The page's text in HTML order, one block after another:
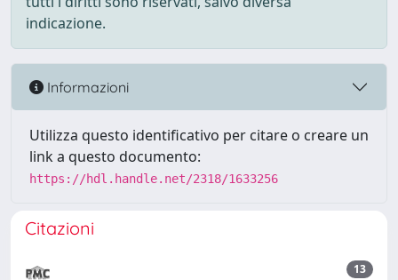
indicazione.
Informazioni
Utilizza questo identificativo per citare o creare un
link a questo documento:
https://hdl.handle.net/2318/1633256
Citazioni
13